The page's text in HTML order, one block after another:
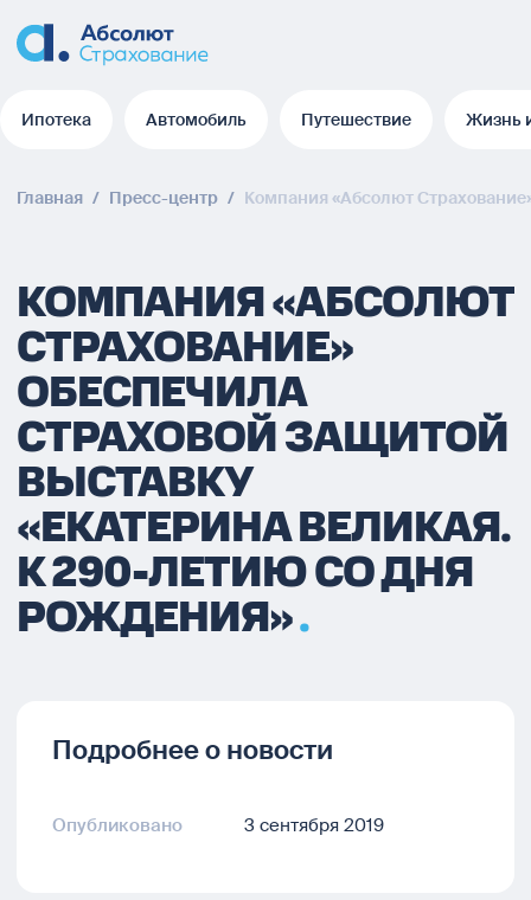
Ипотека Автомобиль Путешествие Жизнь
Главная / Пресс-центр / Компания «Абсолют
КОМПАНИЯ «АБСОЛЮТ
СТРАХОВАНИЕ»
ОБЕСПЕЧИЛА
СТРАХОВОЙ ЗАЩИТОЙ
ВЫСТАВКУ
«ЕКАТЕРИНА ВЕЛИКАЯ.
К 290-ЛЕТИЮ СО ДНЯ
РОЖДЕНИЯ»
Подробнее о новости
Опубликовано 3 сентября 2019